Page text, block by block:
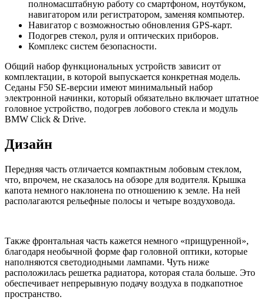
полномасштабную работу со смартфоном, ноутбуком,
навигатором или регистратором, заменяя компьютер.
Навигатор с возможностью обновления GPS-карт.
Подогрев стекол, руля и оптических приборов.
Комплекс систем безопасности.
Общий набор функциональных устройств зависит от
комплектации, в которой выпускается конкретная модель.
Седаны F50 SE-версии имеют минимальный набор
электронной начинки, который обязательно включает штатное
головное устройство, подогрев лобового стекла и модуль
BMW Click & Drive.
Дизайн
Передняя часть отличается компактным лобовым стеклом,
что, впрочем, не сказалось на обзоре для водителя. Крышка
капота немного наклонена по отношению к земле. На ней
располагаются рельефные полосы и четыре воздуховода.
Также фронтальная часть кажется немного «прищуренной»,
благодаря необычной форме фар головной оптики, которые
наполняются светодиодными лампами. Чуть ниже
расположилась решетка радиатора, которая стала больше. Это
обеспечивает непрерывную подачу воздуха в подкапотное
пространство.